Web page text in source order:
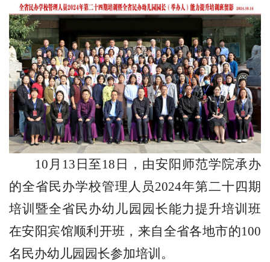
10 月 13 日至18 日，由安阳师范学院承办
的全省民办学校管理人员2024年第二十四期
培训暨全省民办幼儿园园长能力提升培训班
在安阳宾馆顺利开班，来自全省各地市的100
名民办幼儿园园长参加培训。